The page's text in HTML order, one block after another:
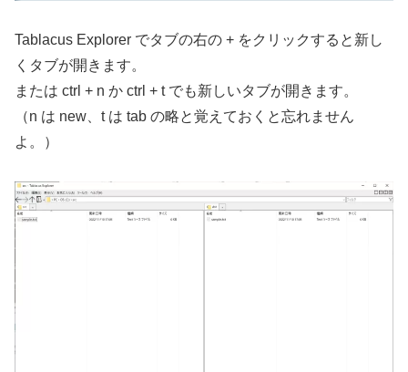
Tablacus Explorer でタブの右の + をクリックすると新し
くタブが開きます。
または ctrl + n か ctrl + t でも新しいタブが開きます。
（n は new、t は tab の略と覚えておくと忘れません
よ。）